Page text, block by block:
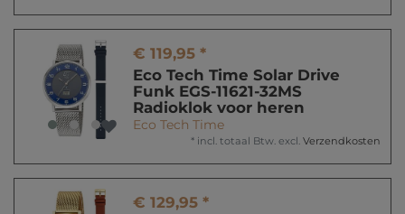
€ 119,95 *
Eco Tech Time Solar Drive
Funk EGS-11621-32MS
Radioklok voor heren
Eco Tech Time
* incl. totaal Btw. excl. Verzendkosten
€ 129,95 *